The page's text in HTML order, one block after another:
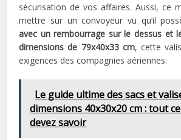
sécurisation de vos affaires. Aussi, ce
mettre sur un convoyeur vu qu’il
avec un rembourrage sur le dessus et
dimensions de 79x40x33 cm, cette
exigences des compagnies aériennes.
Le guide ultime des sacs et
dimensions 40x30x20 cm : tout
devez savoir